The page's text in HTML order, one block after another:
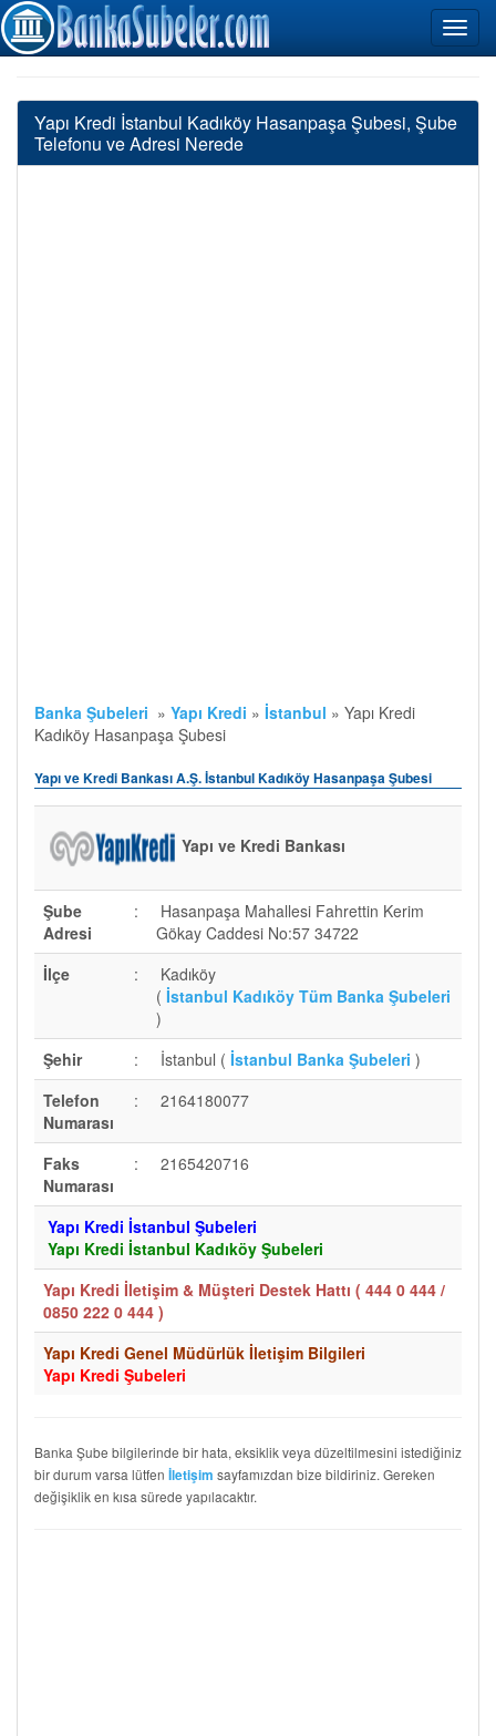
Yapı Kredi İstanbul Kadıköy Hasanpaşa Şubesi, Şube
Telefonu ve Adresi Nerede
Banka Şubeleri » Yapı Kredi » İstanbul » Yapı Kredi
Kadıköy Hasanpaşa Şubesi
Yapı ve Kredi Bankası A.Ş. İstanbul Kadıköy Hasanpaşa Şubesi
Yapı ve Kredi Bankası
Şube
Adresi
:
Hasanpaşa Mahallesi Fahrettin Kerim
Gökay Caddesi No:57 34722
İlçe
:
Kadıköy
( İstanbul Kadıköy Tüm Banka Şubeleri
)
Şehir
: İstanbul ( İstanbul Banka Şubeleri )
Telefon
Numarası
: 2164180077
Faks
Numarası
: 2165420716
Yapı Kredi İstanbul Şubeleri
Yapı Kredi İstanbul Kadıköy Şubeleri
Yapı Kredi İletişim & Müşteri Destek Hattı ( 444 0 444 /
0850 222 0 444 )
Yapı Kredi Genel Müdürlük İletişim Bilgileri
Yapı Kredi Şubeleri
Banka Şube bilgilerinde bir hata, eksiklik veya düzeltilmesini istediğiniz
bir durum varsa lütfen İletişim sayfamızdan bize bildiriniz. Gereken
değişiklik en kısa sürede yapılacaktır.